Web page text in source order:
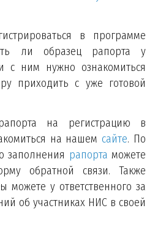
в программе
ли образец рапорта у
с ним нужно ознакомиться
приходить с уже готовой
на регистрацию в
на нашем сайте. По
заполнения рапорта можете
обратной связи. Также
можете у ответственного за
об участниках НИС в своей